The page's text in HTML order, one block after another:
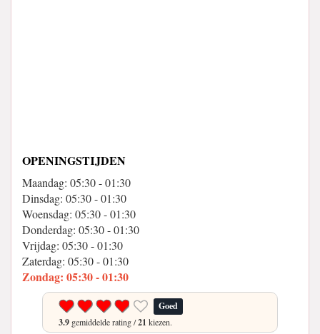
OPENINGSTIJDEN
Maandag: 05:30 - 01:30
Dinsdag: 05:30 - 01:30
Woensdag: 05:30 - 01:30
Donderdag: 05:30 - 01:30
Vrijdag: 05:30 - 01:30
Zaterdag: 05:30 - 01:30
Zondag: 05:30 - 01:30
Goed
3.9 gemiddelde rating /21 kiezen.